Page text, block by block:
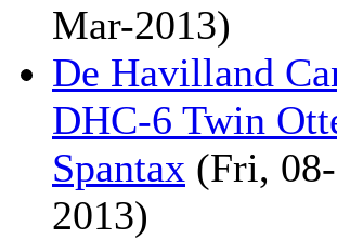
Mar-2013)
De Havilland
DHC-6 Twin
Spantax (Fri,
2013)